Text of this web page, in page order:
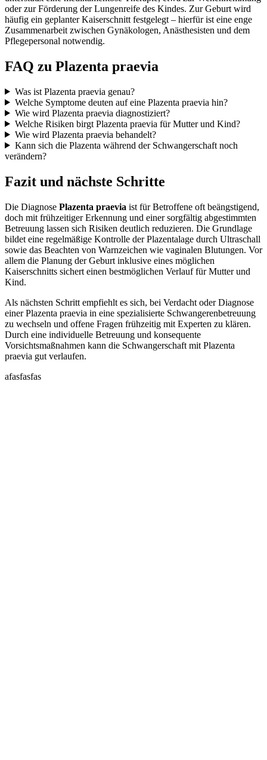
oder zur Förderung der Lungenreife des Kindes. Zur Geburt wird
häufig ein geplanter Kaiserschnitt festgelegt – hierfür ist eine enge
Zusammenarbeit zwischen Gynäkologen, Anästhesisten und dem
Pflegepersonal notwendig.
FAQ zu Plazenta praevia
Was ist Plazenta praevia genau?
Welche Symptome deuten auf eine Plazenta praevia hin?
Wie wird Plazenta praevia diagnostiziert?
Welche Risiken birgt Plazenta praevia für Mutter und Kind?
Wie wird Plazenta praevia behandelt?
Kann sich die Plazenta während der Schwangerschaft noch
verändern?
Fazit und nächste Schritte
Die Diagnose Plazenta praevia ist für Betroffene oft beängstigend,
doch mit frühzeitiger Erkennung und einer sorgfältig abgestimmten
Betreuung lassen sich Risiken deutlich reduzieren. Die Grundlage
bildet eine regelmäßige Kontrolle der Plazentalage durch Ultraschall
sowie das Beachten von Warnzeichen wie vaginalen Blutungen. Vor
allem die Planung der Geburt inklusive eines möglichen
Kaiserschnitts sichert einen bestmöglichen Verlauf für Mutter und
Kind.
Als nächsten Schritt empfiehlt es sich, bei Verdacht oder Diagnose
einer Plazenta praevia in eine spezialisierte Schwangerenbetreuung
zu wechseln und offene Fragen frühzeitig mit Experten zu klären.
Durch eine individuelle Betreuung und konsequente
Vorsichtsmaßnahmen kann die Schwangerschaft mit Plazenta
praevia gut verlaufen.
afasfasfas